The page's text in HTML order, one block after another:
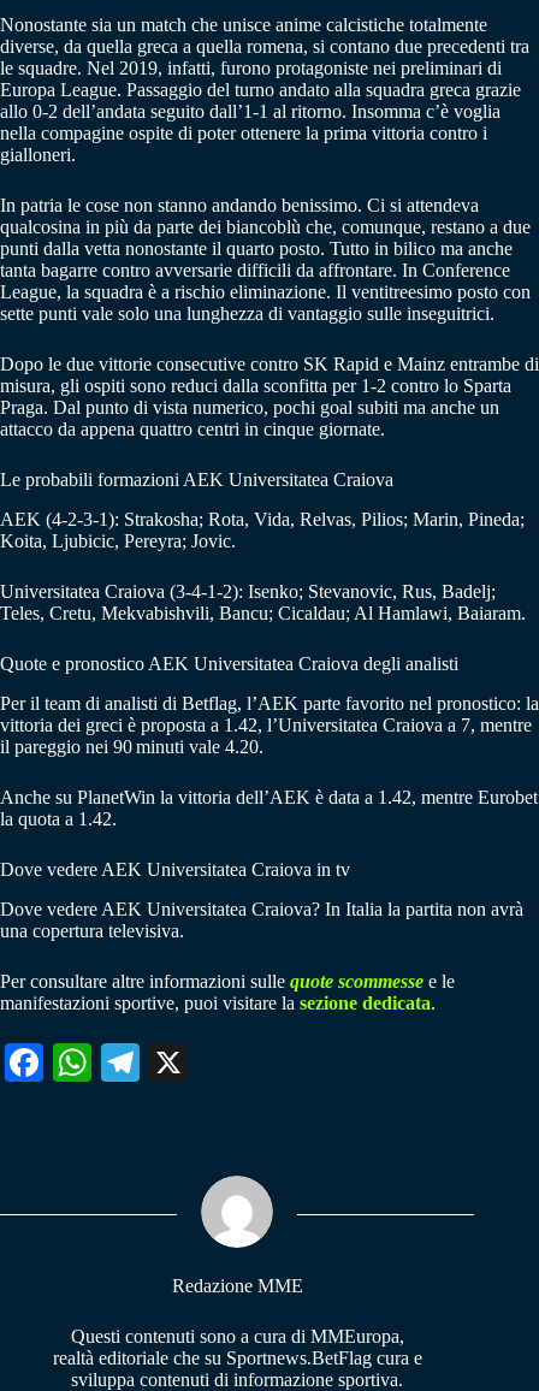
Nonostante sia un match che unisce anime calcistiche totalmente
diverse, da quella greca a quella romena, si contano due precedenti tra
le squadre. Nel 2019, infatti, furono protagoniste nei preliminari di
Europa League. Passaggio del turno andato alla squadra greca grazie
allo 0-2 dell’andata seguito dall’1-1 al ritorno. Insomma c’è voglia
nella compagine ospite di poter ottenere la prima vittoria contro i
gialloneri.
In patria le cose non stanno andando benissimo. Ci si attendeva
qualcosina in più da parte dei biancoblù che, comunque, restano a due
punti dalla vetta nonostante il quarto posto. Tutto in bilico ma anche
tanta bagarre contro avversarie difficili da affrontare. In Conference
League, la squadra è a rischio eliminazione. Il ventitreesimo posto con
sette punti vale solo una lunghezza di vantaggio sulle inseguitrici.
Dopo le due vittorie consecutive contro SK Rapid e Mainz entrambe di
misura, gli ospiti sono reduci dalla sconfitta per 1-2 contro lo Sparta
Praga. Dal punto di vista numerico, pochi goal subiti ma anche un
attacco da appena quattro centri in cinque giornate.
Le probabili formazioni AEK Universitatea Craiova
AEK (4-2-3-1): Strakosha; Rota, Vida, Relvas, Pilios; Marin, Pineda;
Koita, Ljubicic, Pereyra; Jovic.
Universitatea Craiova (3-4-1-2): Isenko; Stevanovic, Rus, Badelj;
Teles, Cretu, Mekvabishvili, Bancu; Cicaldau; Al Hamlawi, Baiaram.
Quote e pronostico AEK Universitatea Craiova degli analisti
Per il team di analisti di Betflag, l’AEK parte favorito nel pronostico: la
vittoria dei greci è proposta a 1.42, l’Universitatea Craiova a 7, mentre
il pareggio nei 90 minuti vale 4.20.
Anche su PlanetWin la vittoria dell’AEK è data a 1.42, mentre Eurobet
la quota a 1.42.
Dove vedere AEK Universitatea Craiova in tv
Dove vedere AEK Universitatea Craiova? In Italia la partita non avrà
una copertura televisiva.
Per consultare altre informazioni sulle quote scommesse e le
manifestazioni sportive, puoi visitare la sezione dedicata.
Fa W
pp
Te
m
Redazione MME
Questi contenuti sono a cura di MMEuropa,
realtà editoriale che su Sportnews.BetFlag cura e
sviluppa contenuti di informazione sportiva.